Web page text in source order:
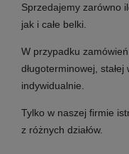
Sprzedajemy zarówno
jak i całe belki.
W przypadku
długoterminowej,
indywidualnie.
Tylko w naszej firmie
z różnych działów.